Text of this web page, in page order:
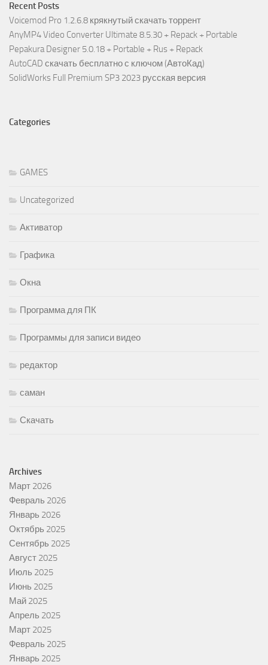
Recent Posts
Voicemod Pro 1.2.6.8 крякнутый скачать торрент
AnyMP4 Video Converter Ultimate 8.5.30 + Repack + Portable
Pepakura Designer 5.0.18 + Portable + Rus + Repack
AutoCAD скачать бесплатно с ключом (АвтоКад)
SolidWorks Full Premium SP3 2023 русская версия
Categories
GAMES
Uncategorized
Активатор
Графика
Окна
Программа для ПК
Программы для записи видео
редактор
саман
Скачать
Archives
Март 2026
Февраль 2026
Январь 2026
Октябрь 2025
Сентябрь 2025
Август 2025
Июль 2025
Июнь 2025
Май 2025
Апрель 2025
Март 2025
Февраль 2025
Январь 2025